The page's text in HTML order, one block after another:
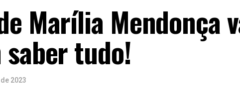
Marília Mendonça
tudo!
2023